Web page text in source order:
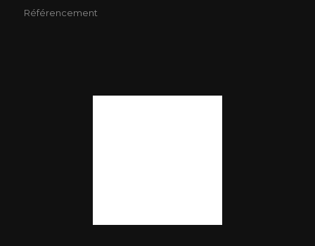
Référencement